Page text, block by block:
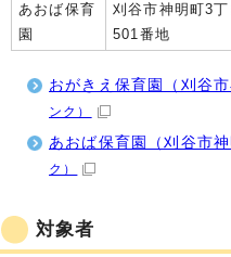
あおば保育
園
刈谷市神明町3丁
501番地
おがきえ保育園（刈谷
ンク）
あおば保育園（刈谷市
ク）
対象者